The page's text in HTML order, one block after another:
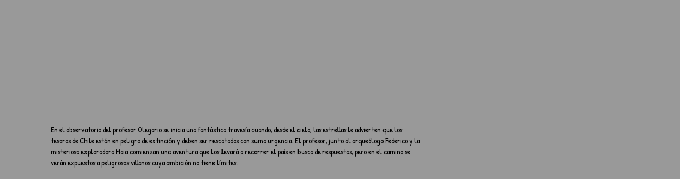
En el observatorio del profesor Olegario se inicia una fantástica travesía cuando, desde el cielo, las estrellas le advierten que los
tesoros de Chile están en peligro de extinción y deben ser rescatados con suma urgencia. El profesor, junto al arqueólogo Federico y la
misteriosa exploradora Maia comienzan una aventura que los llevará a recorrer el país en busca de respuestas, pero en el camino se
verán expuestos a peligrosos villanos cuya ambición no tiene límites.